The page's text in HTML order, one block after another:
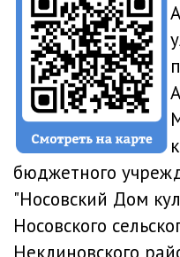
бюджетного
"Носовский Дом
Носовского
Неклиновского